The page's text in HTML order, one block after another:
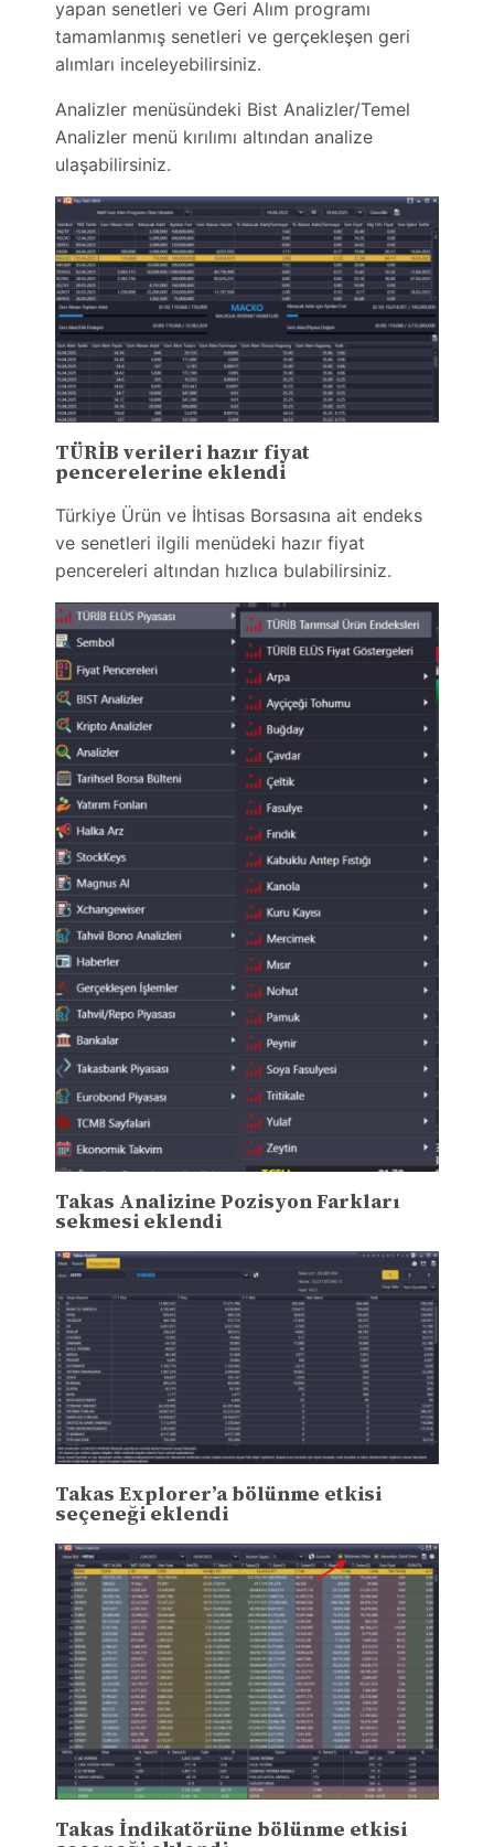
yapan senetleri ve Geri Alım programı
tamamlanmış senetleri ve gerçekleşen geri
alımları inceleyebilirsiniz.
Analizler menüsündeki Bist Analizler/Temel
Analizler menü kırılımı altından analize
ulaşabilirsiniz.
TÜRİB verileri hazır fiyat
pencerelerine eklendi
Türkiye Ürün ve İhtisas Borsasına ait endeks
ve senetleri ilgili menüdeki hazır fiyat
pencereleri altından hızlıca bulabilirsiniz.
Takas Analizine Pozisyon Farkları
sekmesi eklendi
Takas Explorer’a bölünme etkisi
seçeneği eklendi
Takas İndikatörüne bölünme etkisi